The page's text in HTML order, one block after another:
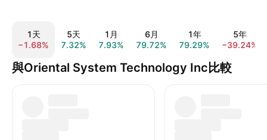
1天
−1.68%
5天
7.32%
1月
7.93%
6月
79.72%
1年
79.29%
5年
−39.24%
與Oriental System Technology Inc比較